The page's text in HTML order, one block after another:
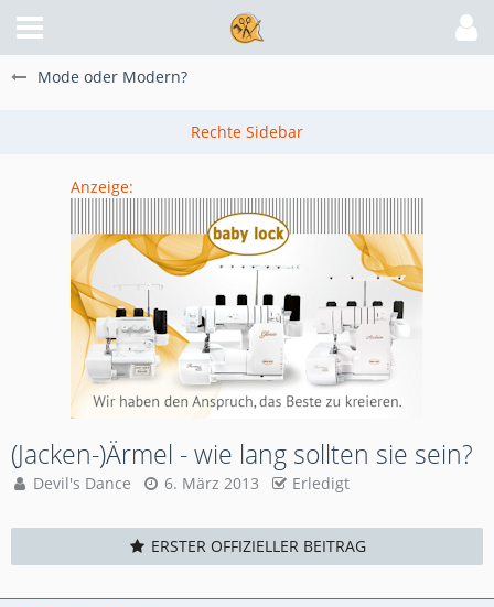
Mode oder Modern?
Anzeige:
(Jacken-)Ärmel - wie lang sollten sie sein?
Devil's Dance 6. März 2013 Erledigt
ERSTER OFFIZIELLER BEITRAG